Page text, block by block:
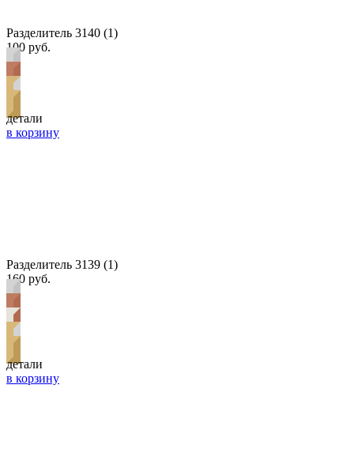
Разделитель 3140 (1)
100 руб.
детали
в корзину
Разделитель 3139 (1)
160 руб.
детали
в корзину